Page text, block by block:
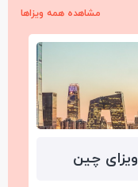
مشاهده همه ویزاها
ویزای چین